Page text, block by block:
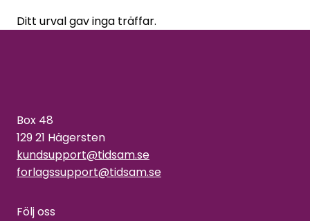
Ditt urval gav inga träffar.
Box 48
129 21 Hägersten
kundsupport@tidsam.se
forlagssupport@tidsam.se
Följ oss